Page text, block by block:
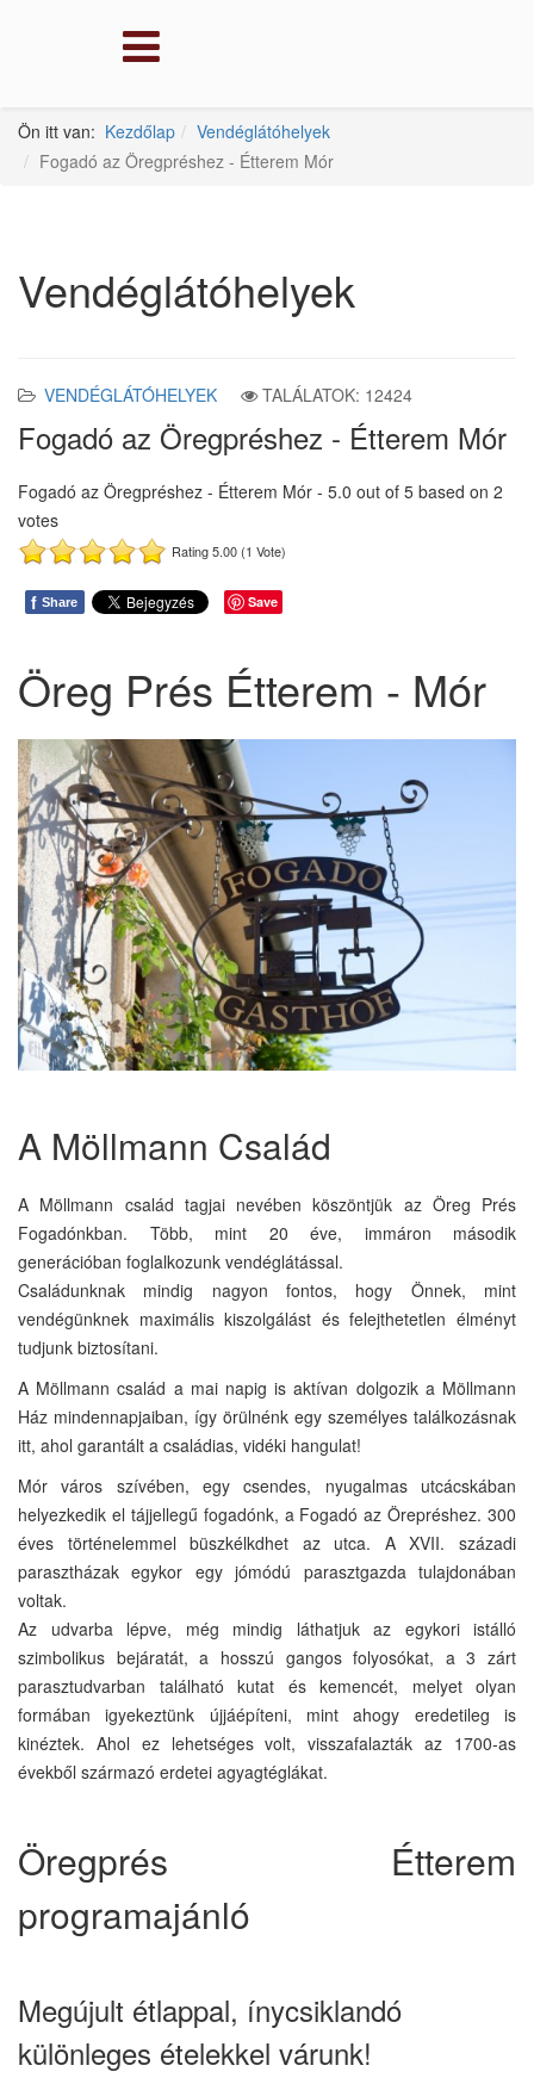
Ön itt van: Kezdőlap
Vendéglátóhelyek
Fogadó az Öregpréshez - Étterem Mór
Vendéglátóhelyek
VENDÉGLÁTÓHELYEK TALÁLATOK: 12424
Fogadó az Öregpréshez - Étterem Mór
Fogadó az Öregpréshez - Étterem Mór - 5.0 out of 5 based on 2
votes
Rating 5.00 (1 Vote)
f Share Save
Öreg Prés Étterem - Mór
A Möllmann Család
A Möllmann család tagjai nevében köszöntjük az Öreg Prés
Fogadónkban. Több, mint 20 éve, immáron második
generációban foglalkozunk vendéglátással.
Családunknak mindig nagyon fontos, hogy Önnek, mint
vendégünknek maximális kiszolgálást és felejthetetlen élményt
tudjunk biztosítani.
A Möllmann család a mai napig is aktívan dolgozik a Möllmann
Ház mindennapjaiban, így örülnénk egy személyes találkozásnak
itt, ahol garantált a családias, vidéki hangulat!
Mór város szívében, egy csendes, nyugalmas utcácskában
helyezkedik el tájjellegű fogadónk, a Fogadó az Örepréshez. 300
éves történelemmel büszkélkdhet az utca. A XVII. századi
parasztházak egykor egy jómódú parasztgazda tulajdonában
voltak.
Az udvarba lépve, még mindig láthatjuk az egykori istálló
szimbolikus bejáratát, a hosszú gangos folyosókat, a 3 zárt
parasztudvarban található kutat és kemencét, melyet olyan
formában igyekeztünk újjáépíteni, mint ahogy eredetileg is
kinéztek. Ahol ez lehetséges volt, visszafalazták az 1700-as
évekből származó erdetei agyagtéglákat.
Öregprés Étterem
programajánló
Megújult étlappal, ínycsiklandó
különleges ételekkel várunk!